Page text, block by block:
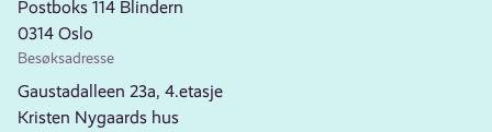
Postboks 114 Blindern
0314 Oslo
Besøksadresse
Gaustadalleen 23a, 4.etasje
Kristen Nygaards hus